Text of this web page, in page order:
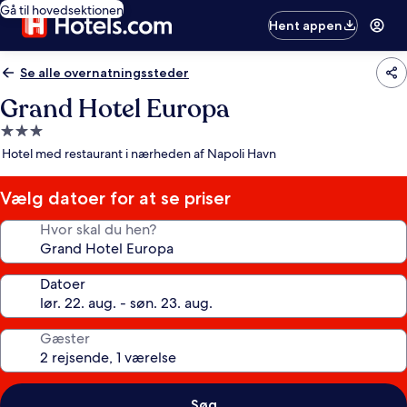
Gå til hovedsektionen
Hent appen
Se alle overnatningssteder
Grand Hotel Europa
3.0-
stjernet
Hotel med restaurant i nærheden af Napoli Havn
Vælg datoer for at se priser
Hvor skal du hen?
Datoer
Gæster